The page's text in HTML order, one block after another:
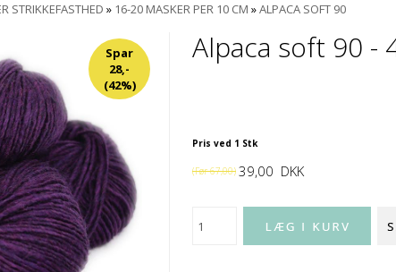
STRIKKEFASTHED » 16-20 MASKER PER 10 CM »ALPACA SOFT 90
Spar
28,-
(42%)
Alpaca soft 90 -
Pris ved 1 Stk
(Før67,00) 39,00 DKK